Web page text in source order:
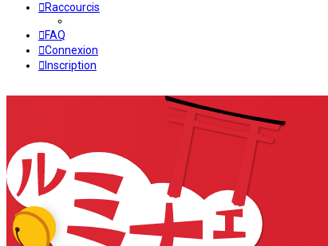
Raccourcis
FAQ
Connexion
Inscription